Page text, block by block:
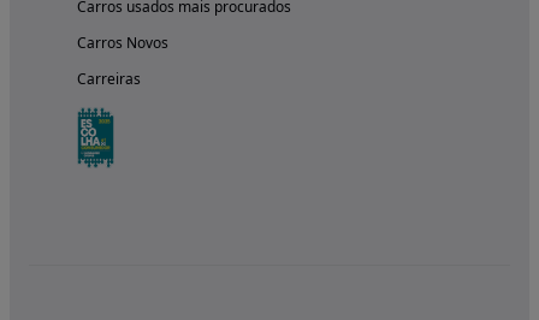
Carros usados mais procurados
Carros Novos
Carreiras